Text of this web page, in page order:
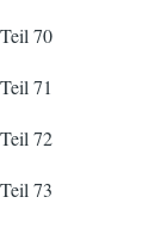
Teil 70
Teil 71
Teil 72
Teil 73